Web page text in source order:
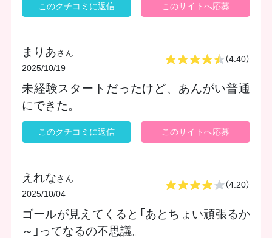
このクチコミに返信 このサイトへ応募
まりあさん
2025/10/19
（4.40）
未経験スタートだったけど、あんがい普通
にできた。
このクチコミに返信 このサイトへ応募
えれなさん
2025/10/04
（4.20）
ゴールが見えてくると「あとちょい頑張るか
～」ってなるの不思議。